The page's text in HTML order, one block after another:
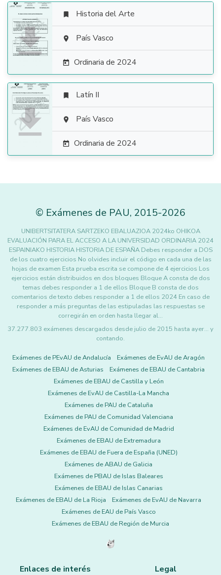

 Historia del Arte
 País Vasco
 Ordinaria de 2024

 Latín II
 País Vasco
 Ordinaria de 2024
© Exámenes de PAU, 2015-2026
UNIBERTSITATERA SARTZEKO EBALUAZIOA 2024ko OHIKOA
EVALUACIÓN PARA EL ACCESO A LA UNIVERSIDAD ORDINARIA 2024
ESPAINIAKO HISTORIA HISTORIA DE ESPAÑA Debes responder a DOS
de los cuatro ejercicios No olvides incluir el código en cada una de las
hojas de examen Esta prueba escrita se compone de 4 ejercicios Los
ejercicios están distribuidos en dos bloques Bloque A consta de dos
temas debes responder a 1 de ellos Bloque B consta de dos
comentarios de texto debes responder a 1 de ellos 2024 En caso de
responder a más preguntas de las estipuladas las respuestas se
corregirán en orden hasta llegar al…
37.277.803 exámenes descargados desde julio de 2015 hasta ayer... y
contando.
Exámenes de PEvAU de Andalucía
Exámenes de EvAU de Aragón
Exámenes de EBAU de Asturias
Exámenes de EBAU de Cantabria
Exámenes de EBAU de Castilla y León
Exámenes de EvAU de Castilla-La Mancha
Exámenes de PAU de Cataluña
Exámenes de PAU de Comunidad Valenciana
Exámenes de EvAU de Comunidad de Madrid
Exámenes de EBAU de Extremadura
Exámenes de EBAU de Fuera de España (UNED)
Exámenes de ABAU de Galicia
Exámenes de PBAU de Islas Baleares
Exámenes de EBAU de Islas Canarias
Exámenes de EBAU de La Rioja
Exámenes de EvAU de Navarra
Exámenes de EAU de País Vasco
Exámenes de EBAU de Región de Murcia
Enlaces de interés Legal